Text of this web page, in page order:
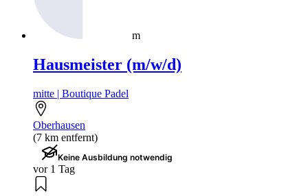
m
Hausmeister (m/w/d)
mitte | Boutique Padel
Oberhausen
(7 km entfernt)
Keine Ausbildung notwendig
vor 1 Tag